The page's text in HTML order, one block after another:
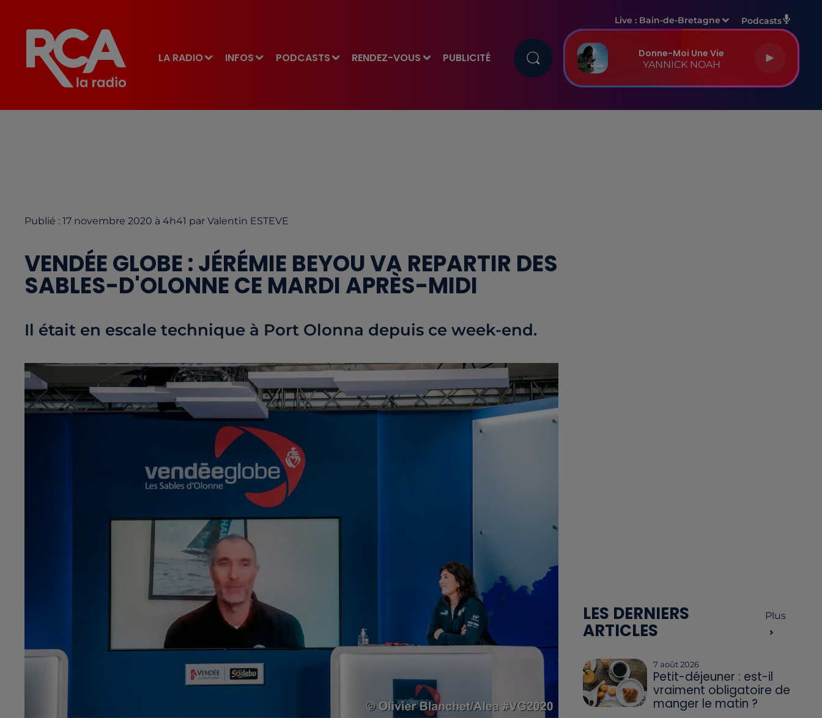
LA RADIO INFOS PODCASTS RENDEZ-VOUS PUBLICITÉ
Live : Bain-de-Bretagne Podcasts
Donne-Moi Une Vie
YANNICK NOAH
Publié : 17 novembre 2020 à 4h41 par Valentin ESTEVE
VENDÉE GLOBE : JÉRÉMIE BEYOU VA REPARTIR DES
SABLES-D'OLONNE CE MARDI APRÈS-MIDI
Il était en escale technique à Port Olonna depuis ce week-end.
LES DERNIERS
ARTICLES
Plus
7 août 2026
Petit-déjeuner : est-il
vraiment obligatoire de
manger le matin ?